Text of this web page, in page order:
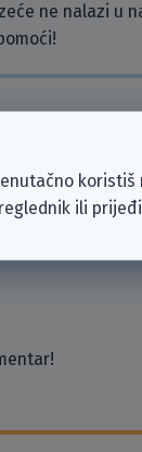
ne nalazi u
AG (ASEAG)
koristiš
ili